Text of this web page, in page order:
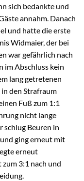
sich bedankte und
annahm. Danach
und hatte die erste
Widmaier, der bei
war gefährlich nach
im Abschluss kein
lang getretenen
den Strafraum
Fuß zum 1:1
nicht lange
schlug Beuren in
ging erneut mit
erneut
3:1 nach und